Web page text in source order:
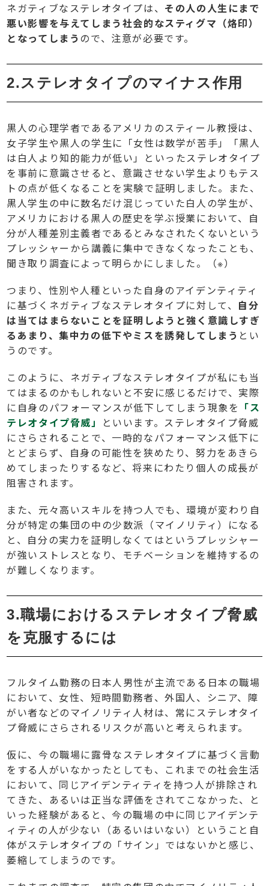
ネガティブなステレオタイプは、 その人の人生にまで
悪い影響を与えてしまう社会的なスティグマ（烙印）
となってしまう ので、注意が必要です。
2.ステレオタイプのマイナス作用
黒人の心理学者であるアメリカのスティール教授は、
女子学生や黒人の学生に「女性は数学が苦手」「黒人
は白人より知的能力が低い」といったステレオタイプ
を事前に意識させると、意識させない学生よりもテス
トの点が低くなることを実験で証明しました。また、
黒人学生の中に数名だけ混じっていた白人の学生が、
アメリカにおける黒人の歴史を学ぶ授業において、自
分が人種差別主義者であるとみなされたくないという
プレッシャーから講義に集中できなくなったことも、
聞き取り調査によって明らかにしました。（※）
つまり、性別や人種といった自身のアイデンティティ
に基づくネガティブなステレオタイプに対して、 自分
は当てはまらないことを証明しようと強く意識しすぎ
るあまり、集中力の低下やミスを誘発してしまう とい
うのです。
このように、ネガティブなステレオタイプが私にも当
てはまるのかもしれないと不安に感じるだけで、実際
に自身のパフォーマンスが低下してしまう現象を 「ス
テレオタイプ脅威」
といいます。ステレオタイプ脅威
にさらされることで、一時的なパフォーマンス低下に
とどまらず、自身の可能性を狭めたり、努力をあきら
めてしまったりするなど、将来にわたり個人の成長が
阻害されます。
また、元々高いスキルを持つ人でも、環境が変わり自
分が特定の集団の中の少数派（マイノリティ）になる
と、自分の実力を証明しなくてはというプレッシャー
が強いストレスとなり、モチベーションを維持するの
が難しくなります。
3.職場におけるステレオタイプ脅威
を克服するには
フルタイム勤務の日本人男性が主流である日本の職場
において、女性、短時間勤務者、外国人、シニア、障
がい者などのマイノリティ人材は、常にステレオタイ
プ脅威にさらされるリスクが高いと考えられます。
仮に、今の職場に露骨なステレオタイプに基づく言動
をする人がいなかったとしても、これまでの社会生活
において、同じアイデンティティを持つ人が排除され
てきた、あるいは正当な評価をされてこなかった、と
いった経験があると、今の職場の中に同じアイデンテ
ィティの人が少ない（あるいはいない）ということ自
体がステレオタイプの「サイン」ではないかと感じ、
萎縮してしまうのです。